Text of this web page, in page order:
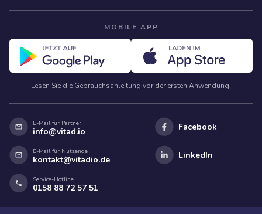
MOBILE APP
Lesen Sie die Gebrauchsanleitung vor der ersten Anwendung.
E-Mail für Partner
info@vitad.io
E-Mail für Nutzende
kontakt@vitadio.de
Service-Hotline
0158 88 72 57 51
Facebook
LinkedIn